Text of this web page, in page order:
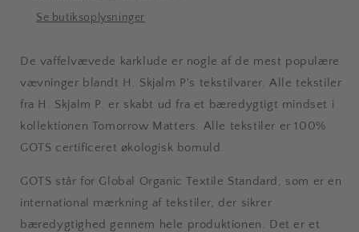
GOTS
GOTS
Se butiksoplysninger
De vaffelvævede karklude er nogle af de mest populære
vævninger blandt H. Skjalm P's tekstilvarer. Alle tekstiler
fra H. Skjalm P. er skabt ud fra et bæredygtigt mindset i
kollektionen Tomorrow Matters. Alle tekstiler er 100%
GOTS certificeret økologisk bomuld.
GOTS står for Global Organic Textile Standard, som er en
international mærkning af tekstiler, der sikrer
bæredygtighed gennem hele produktionen. Det er et